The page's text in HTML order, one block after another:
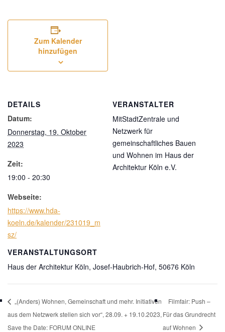
Zum Kalender
hinzufügen
DETAILS
Datum:
Donnerstag, 19. Oktober
2023
Zeit:
19:00 - 20:30
Webseite:
https://www.hda-
koeln.de/kalender/231019_m
sz/
VERANSTALTUNGSORT
Haus der Architektur Köln, Josef-Haubrich-Hof, 50676 Köln
VERANSTALTER
MitStadtZentrale und
Netzwerk für
gemeinschaftliches Bauen
und Wohnen im Haus der
Architektur Köln e.V.
„(Anders) Wohnen, Gemeinschaft und mehr. Initiativen
aus dem Netzwerk stellen sich vor“, 28.09. + 19.10.2023,
Save the Date: FORUM ONLINE
Filmfair: Push –
Für das Grundrecht
auf Wohnen